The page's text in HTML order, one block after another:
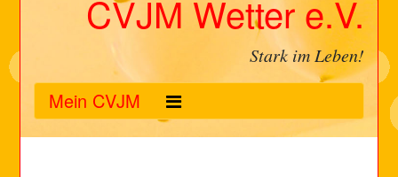
CVJM Wetter e.V.
Stark im Leben!
Mein CVJM